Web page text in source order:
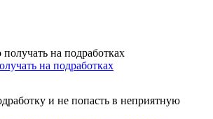
на подработках